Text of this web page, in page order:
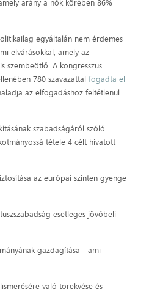
arány a nők körében 86%
egyáltalán nem érdemes
elvárásokkal, amely az
szembeötlő. A kongresszus
780 szavazattalfogadta el
az elfogadáshoz feltétlenül
szabadságáról szóló
tétele 4 célt hivatott
az európai szinten gyenge
esetleges jövőbeli
gazdagítása - ami
való törekvése és